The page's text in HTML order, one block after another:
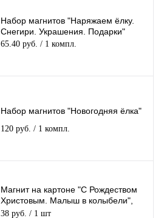
Набор магнитов "Наряжаем ёлку.
Снегири. Украшения. Подарки"
65.40 руб. / 1 компл.
Набор магнитов "Новогодняя ёлка"
120 руб. / 1 компл.
Магнит на картоне "С Рождеством
Христовым. Малыш в колыбели",
88х120 мм
38 руб. / 1 шт